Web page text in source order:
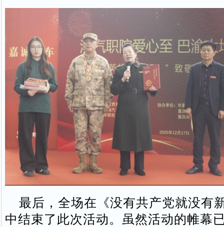
最后，全场在《没有共产党就没有
中结束了此次活动。虽然活动的帷幕